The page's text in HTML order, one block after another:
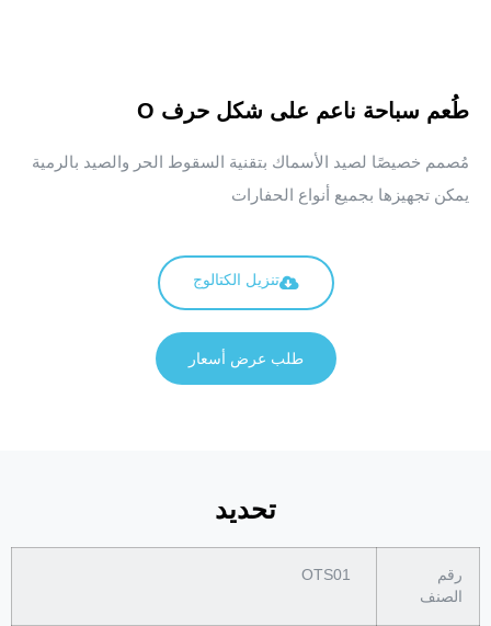
طُعم سباحة ناعم على شكل حرف O
مُصمم خصيصًا لصيد الأسماك بتقنية السقوط الحر والصيد بالرمية
يمكن تجهيزها بجميع أنواع الحفارات
تنزيل الكتالوج
طلب عرض أسعار
تحديد
رقم
الصنف